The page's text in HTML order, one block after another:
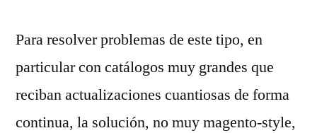
Para resolver problemas de este tipo, en
particular con catálogos muy grandes que
reciban actualizaciones cuantiosas de forma
continua, la solución, no muy magento-style,